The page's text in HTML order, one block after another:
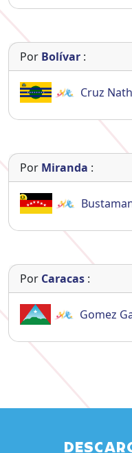
Por Bolívar :
Cruz
Por Miranda :
Por Caracas :
Gomez